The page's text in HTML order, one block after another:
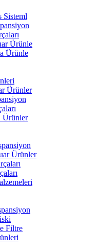
Sisteml
Ürünle
Ürünle
Ürünler
Ürünler
Ürünler
Filtre